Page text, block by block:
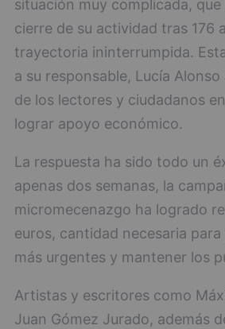
situación muy complicada, que
cierre de su actividad tras 176
trayectoria ininterrumpida.
a su responsable, Lucía
de los lectores y ciudadanos
lograr apoyo económico.
La respuesta ha sido todo un
apenas dos semanas, la
micromecenazgo ha logrado
euros, cantidad necesaria para
más urgentes y mantener los
Artistas y escritores como
Juan Gómez Jurado, además